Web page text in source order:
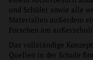
und Schüler sowie alle
Materialien außerdem
Forschen am
Das vollständige
Quellen in der Schule